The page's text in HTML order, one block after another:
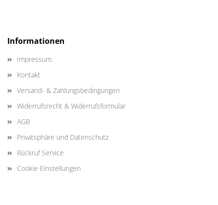
Informationen
Impressum
Kontakt
Versand- & Zahlungsbedingungen
Widerrufsrecht & Widerrufsformular
AGB
Privatsphäre und Datenschutz
Rückruf Service
Cookie Einstellungen